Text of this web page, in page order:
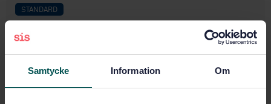
Samtycke Information Om
STANDARD
Geometriska produktspecifikationer (GPS) –
Leveranskontroll och periodisk kalibrering av
koordinatmätsystem (CMS) – Del 102: Syntax för